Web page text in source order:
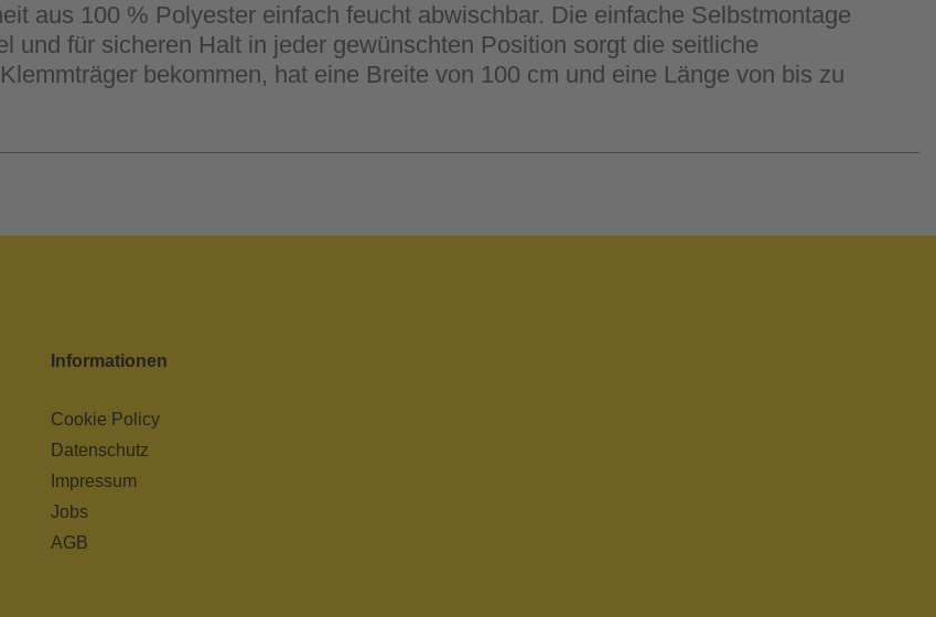
aus 100 % Polyester einfach feucht abwischbar. Die einfache Selbstmontage
und für sicheren Halt in jeder gewünschten Position sorgt die seitliche
bekommen, hat eine Breite von 100 cm und eine Länge von bis zu
Informationen
Cookie Policy
Datenschutz
Impressum
Jobs
AGB